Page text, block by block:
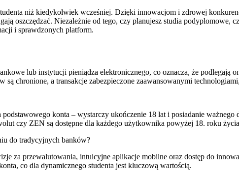
niż kiedykolwiek wcześniej. Dzięki innowacjom i zdrowej
oszczędzać. Niezależnie od tego, czy planujesz studia podyplomowe,
i sprawdzonych platform.
lub instytucji pieniądza elektronicznego, co oznacza, że podlegają
chronione, a transakcje zabezpieczone zaawansowanymi
konta – wystarczy ukończenie 18 lat i posiadanie
czy ZEN są dostępne dla każdego użytkownika powyżej 18. roku
do tradycyjnych banków?
za przewalutowania, intuicyjne aplikacje mobilne oraz dostęp do
co dla dynamicznego studenta jest kluczową wartością.